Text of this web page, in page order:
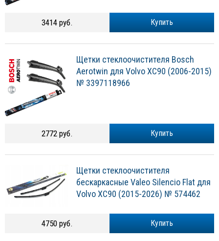
Купить
3414 руб.
Щетки стеклоочистителя Bosch
Aerotwin для Volvo XC90 (2006-2015)
№ 3397118966
Купить
2772 руб.
Щетки стеклоочистителя
бескаркасные Valeo Silencio Flat для
Volvo XC90 (2015-2026) № 574462
Купить
4750 руб.